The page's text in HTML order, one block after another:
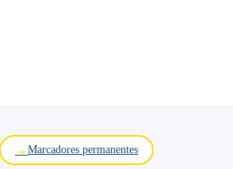
Marcadores permanentes